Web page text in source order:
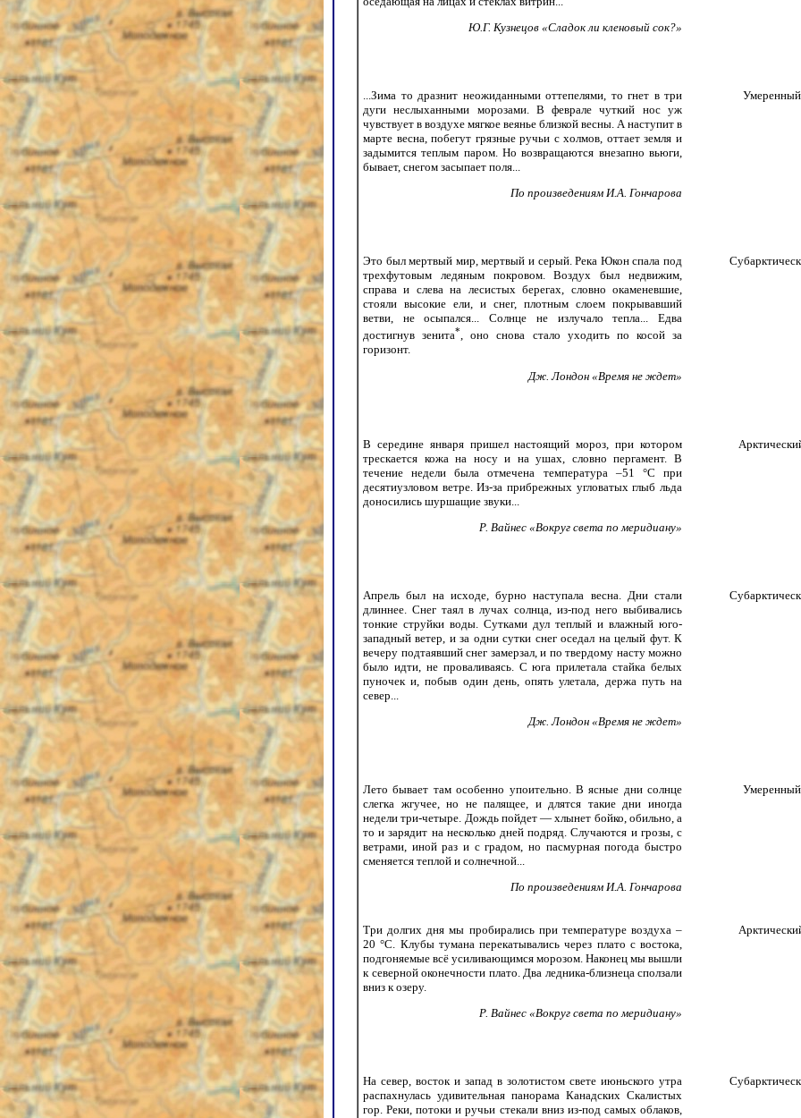
Ю.Г. Кузнецов «Сладок ли кленовый сок?»
...Зима то дразнит неожиданными оттепелями, то гнет в три
дуги неслыханными морозами. В феврале чуткий нос уж
чувствует в воздухе мягкое веянье близкой весны. А наступит в
марте весна, побегут грязные ручьи с холмов, оттает земля и
задымится теплым паром. Но возвращаются внезапно вьюги,
бывает, снегом засыпает поля...
По произведениям И.А. Гончарова
Умеренный
Это был мертвый мир, мертвый и серый. Река Юкон спала под
трехфутовым ледяным покровом. Воздух был недвижим,
справа и слева на лесистых берегах, словно окаменевшие,
стояли высокие ели, и снег, плотным слоем покрывавший
ветви, не осыпался... Солнце не излучало тепла... Едва
достигнув зенита*, оно снова стало уходить по косой за
горизонт.
Дж. Лондон «Время не ждет»
В середине января пришел настоящий мороз, при котором
трескается кожа на носу и на ушах, словно пергамент. В
течение недели была отмечена температура –51 °С при
десятиузловом ветре. Из-за прибрежных угловатых глыб льда
доносились шуршащие звуки...
Р. Вайнес «Вокруг света по меридиану»
Апрель был на исходе, бурно наступала весна. Дни стали
длиннее. Снег таял в лучах солнца, из-под него выбивались
тонкие струйки воды. Сутками дул теплый и влажный юго-
западный ветер, и за одни сутки снег оседал на целый фут. К
вечеру подтаявший снег замерзал, и по твердому насту можно
было идти, не проваливаясь. С юга прилетала стайка белых
пуночек и, побыв один день, опять улетала, держа путь на
север...
Дж. Лондон «Время не ждет»
Лето бывает там особенно упоительно. В ясные дни солнце
слегка жгучее, но не палящее, и длятся такие дни иногда
недели три-четыре. Дождь пойдет — хлынет бойко, обильно, а
то и зарядит на несколько дней подряд. Случаются и грозы, с
ветрами, иной раз и с градом, но пасмурная погода быстро
сменяется теплой и солнечной...
По произведениям И.А. Гончарова
Умеренный
Три долгих дня мы пробирались при температуре воздуха –
20 °С. Клубы тумана перекатывались через плато с востока,
подгоняемые всё усиливающимся морозом. Наконец мы вышли
к северной оконечности плато. Два ледника-близнеца сползали
вниз к озеру.
Р. Вайнес «Вокруг света по меридиану»
На север, восток и запад в золотистом свете июньского утра
распахнулась удивительная панорама Канадских Скалистых
гор. Реки, потоки и ручьи стекали вниз из-под самых облаков,